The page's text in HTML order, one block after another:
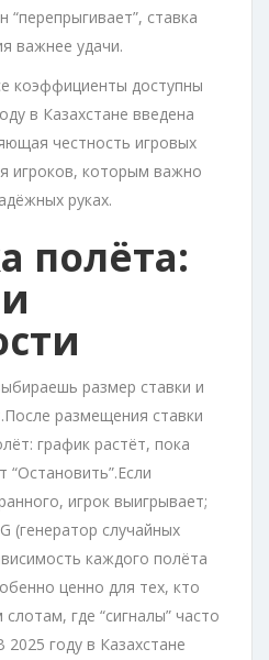
ставка
важнее удачи.
коэффициенты доступны
в Казахстане введена
честность игровых
игроков, которым важно
руках.
полёта:
размер ставки и
размещения ставки
график растёт, пока
игрок выигрывает;
(генератор случайных
каждого полёта
ценно для тех, кто
где “сигналы” часто
году в Казахстане